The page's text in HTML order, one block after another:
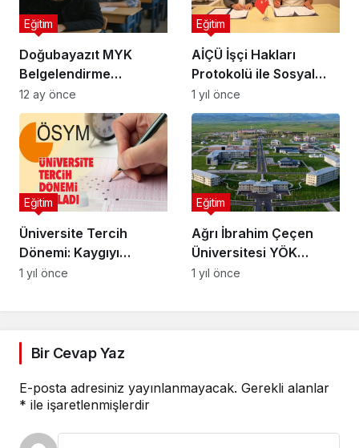
Doğubayazıt MYK
Belgelendirme
Sınavları Büyük İlgi
Gördü
Eğitim
12 ay önce
AİÇÜ İşçi Hakları
Protokolü ile Sosyal
Destek Artıyor
Eğitim
1 yıl önce
Üniversite Tercih
Dönemi: Kaygıyı
Kontrol Etmenin Yolları
Eğitim
1 yıl önce
Ağrı İbrahim Çeçen
Üniversitesi YÖK
Başkanı Ziyareti
Eğitim
1 yıl önce
Bir Cevap Yaz
E-posta adresiniz yayınlanmayacak. Gerekli alanlar
* ile işaretlenmişlerdir